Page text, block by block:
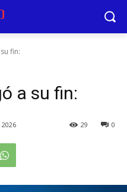
fin:
a su fin:
0
29